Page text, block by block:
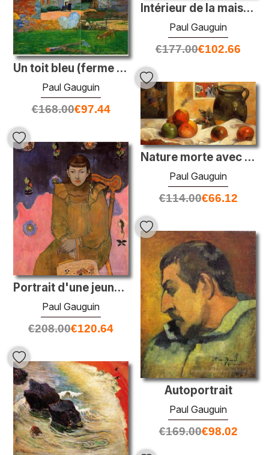
Intérieur de la maison du peintre, rue Carcel
Paul Gauguin
€177.00€102.66
Un toit bleu (ferme à Pouldu)
Paul Gauguin
€168.00€97.44
Nature morte avec imprimé japonais
Paul Gauguin
€114.00€66.12
Portrait d'une jeune femme, Vaite (Jeanne) Goupil
Paul Gauguin
€208.00€120.64
Autoportrait
Paul Gauguin
€169.00€98.02